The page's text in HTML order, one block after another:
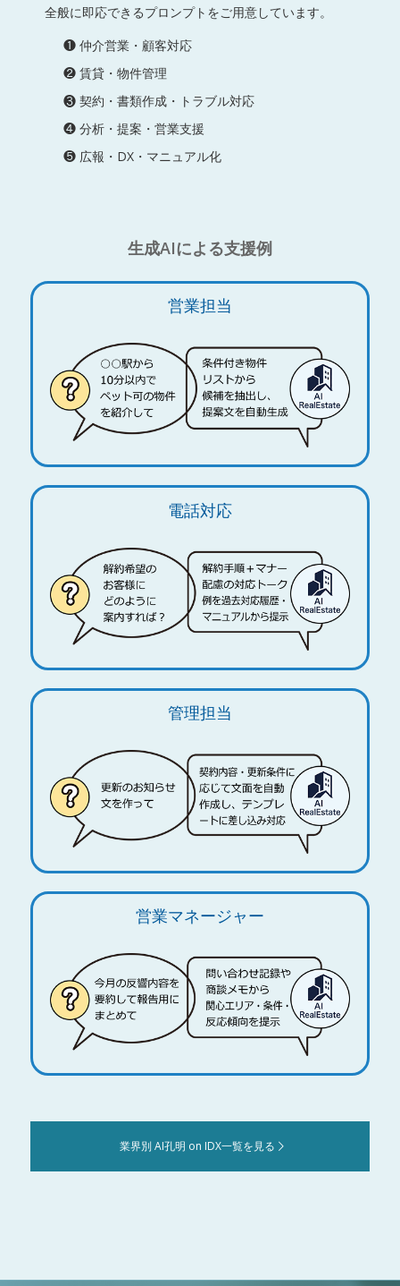
全般に即応できるプロンプトをご用意しています。
❶ 仲介営業・顧客対応
❷ 賃貸・物件管理
❸ 契約・書類作成・トラブル対応
❹ 分析・提案・営業支援
❺ 広報・DX・マニュアル化
生成AIによる支援例
営業担当
電話対応
管理担当
営業マネージャー
業界別 AI孔明 on IDX一覧を見る